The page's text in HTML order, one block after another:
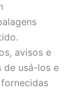
avisos e
de usá-los e